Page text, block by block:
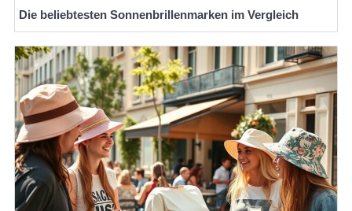
Die beliebtesten Sonnenbrillenmarken im Vergleich